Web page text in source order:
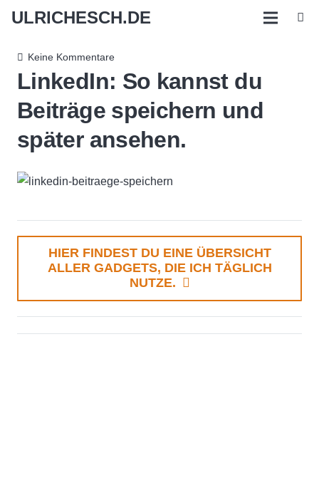
ULRICHESCH.DE
Keine Kommentare
LinkedIn: So kannst du
Beiträge speichern und
später ansehen.
HIER FINDEST DU EINE ÜBERSICHT
ALLER GADGETS, DIE ICH TÄGLICH
NUTZE.